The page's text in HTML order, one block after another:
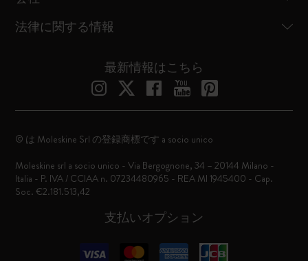
法律に関する情報
最新情報はこちら
支払いオプション
© は Moleskine Srl の登録商標です a socio unico
Moleskine srl a socio unico - Via Bergognone, 34 – 20144 Milano -
Italia - P. IVA / CCIAA n. 07234480965 - REA MI 1945400 - Cap.
Soc. €2.181.513,42